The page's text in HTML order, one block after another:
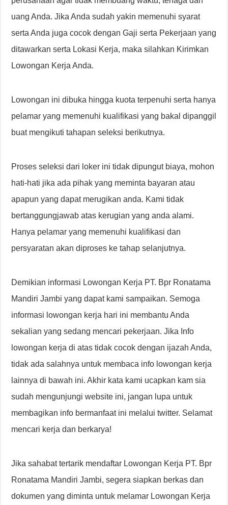
uang Anda. Jika Anda sudah yakin memenuhi syarat
serta Anda juga cocok dengan Gaji serta Pekerjaan yang
ditawarkan serta Lokasi Kerja, maka silahkan Kirimkan
Lowongan Kerja Anda.
Lowongan ini dibuka hingga kuota terpenuhi serta hanya
pelamar yang memenuhi kualifikasi yang bakal dipanggil
buat mengikuti tahapan seleksi berikutnya.
Proses seleksi dari loker ini tidak dipungut biaya, mohon
hati-hati jika ada pihak yang meminta bayaran atau
apapun yang dapat merugikan anda. Kami tidak
bertanggungjawab atas kerugian yang anda alami.
Hanya pelamar yang memenuhi kualifikasi dan
persyaratan akan diproses ke tahap selanjutnya.
Demikian informasi Lowongan Kerja PT. Bpr Ronatama
Mandiri Jambi yang dapat kami sampaikan. Semoga
informasi lowongan kerja hari ini membantu Anda
sekalian yang sedang mencari pekerjaan. Jika Info
lowongan kerja di atas tidak cocok dengan ijazah Anda,
tidak ada salahnya untuk membaca info lowongan kerja
lainnya di bawah ini. Akhir kata kami ucapkan kam sia
sudah mengunjungi website ini, jangan lupa untuk
membagikan info bermanfaat ini melalui twitter. Selamat
mencari kerja dan berkarya!
Jika sahabat tertarik mendaftar Lowongan Kerja PT. Bpr
Ronatama Mandiri Jambi, segera siapkan berkas dan
dokumen yang diminta untuk melamar Lowongan Kerja